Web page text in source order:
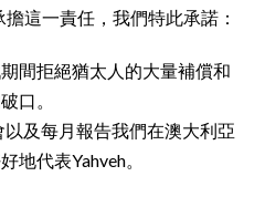
這一責任，我們特此承諾：
間拒絕猶太人的大量補償和
口。
及每月報告我們在澳大利亞
地代表Yahveh。